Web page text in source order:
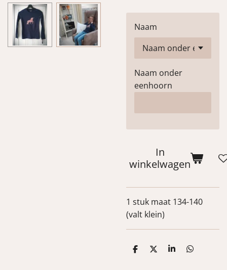
Naam
Naam onder
eenhoorn
In
winkelwagen
1 stuk maat 134-140
(valt klein)
D
D
S
D